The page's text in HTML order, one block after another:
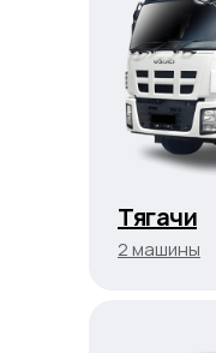
2 машины
Тягачи